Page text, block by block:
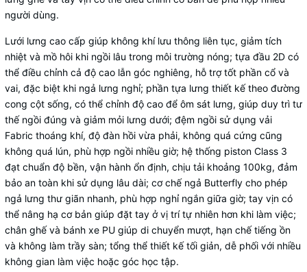
người dùng.
Lưới lưng cao cấp giúp không khí lưu thông liên tục, giảm tích
nhiệt và mồ hôi khi ngồi lâu trong môi trường nóng; tựa đầu 2D có
thể điều chỉnh cả độ cao lẫn góc nghiêng, hỗ trợ tốt phần cổ và
vai, đặc biệt khi ngả lưng nghỉ; phần tựa lưng thiết kế theo đường
cong cột sống, có thể chỉnh độ cao để ôm sát lưng, giúp duy trì tư
thế ngồi đúng và giảm mỏi lưng dưới; đệm ngồi sử dụng vải
Fabric thoáng khí, độ đàn hồi vừa phải, không quá cứng cũng
không quá lún, phù hợp ngồi nhiều giờ; hệ thống piston Class 3
đạt chuẩn độ bền, vận hành ổn định, chịu tải khoảng 100kg, đảm
bảo an toàn khi sử dụng lâu dài; cơ chế ngả Butterfly cho phép
ngả lưng thư giãn nhanh, phù hợp nghỉ ngắn giữa giờ; tay vịn có
thể nâng hạ cơ bản giúp đặt tay ở vị trí tự nhiên hơn khi làm việc;
chân ghế và bánh xe PU giúp di chuyển mượt, hạn chế tiếng ồn
và không làm trầy sàn; tổng thể thiết kế tối giản, dễ phối với nhiều
không gian làm việc hoặc góc học tập.